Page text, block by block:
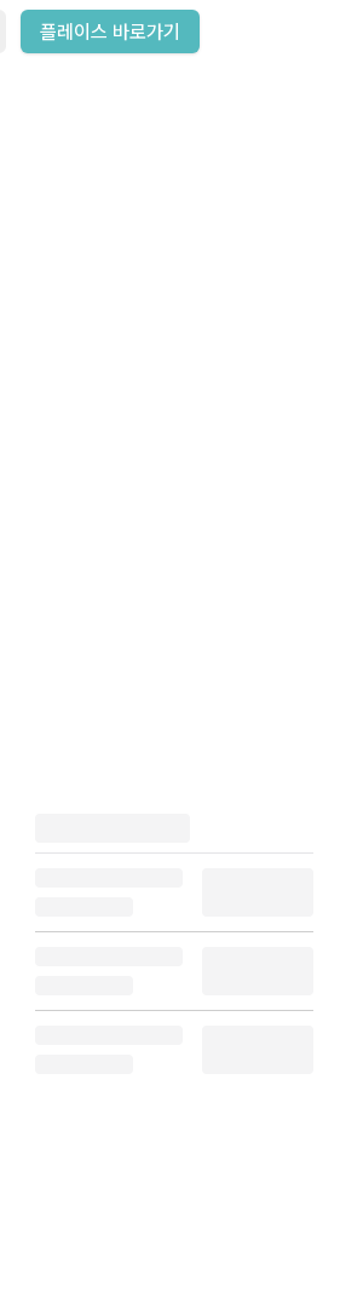
플레이스 바로가기